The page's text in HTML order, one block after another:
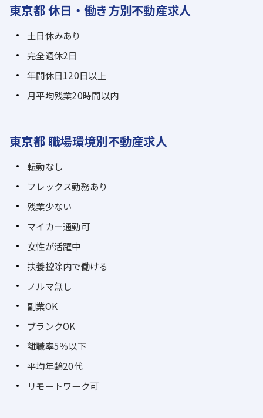
東京都 休日・働き方別不動産求人
土日休みあり
完全週休2日
年間休日120日以上
月平均残業20時間以内
東京都 職場環境別不動産求人
転勤なし
フレックス勤務あり
残業少ない
マイカー通勤可
女性が活躍中
扶養控除内で働ける
ノルマ無し
副業OK
ブランクOK
離職率5％以下
平均年齢20代
リモートワーク可